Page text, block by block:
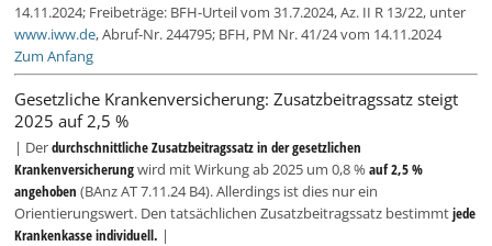
14.11.2024; Freibeträge: BFH-Urteil vom 31.7.2024, Az. II R 13/22, unter
www.iww.de, Abruf-Nr. 244795; BFH, PM Nr. 41/24 vom 14.11.2024
Zum Anfang
Gesetzliche Krankenversicherung: Zusatzbeitragssatz steigt
2025 auf 2,5 %
| Derdurchschnittliche Zusatzbeitragssatz in der gesetzlichen
Krankenversicherungwird mit Wirkung ab 2025 um 0,8 %auf 2,5 %
angehoben (BAnz AT 7.11.24 B4). Allerdings ist dies nur ein
Orientierungswert. Den tatsächlichen Zusatzbeitragssatz bestimmtjede
Krankenkasse individuell. |